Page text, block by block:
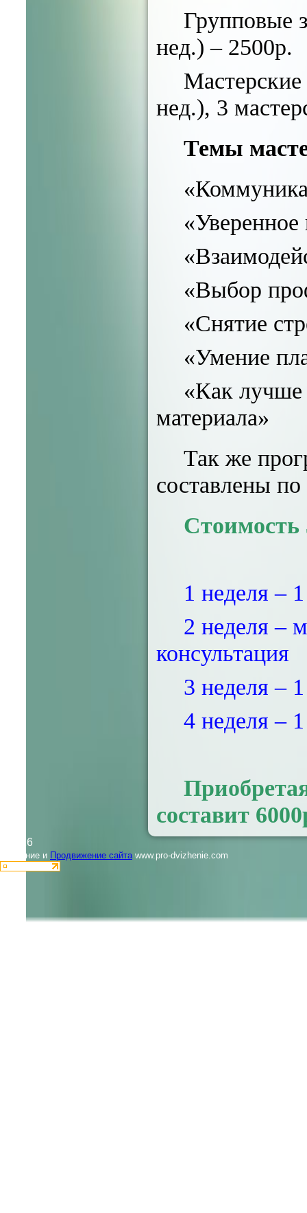
Групповые
нед.) – 2500р.
нед.), 3
Темы
«Уверенное
«Выбор
«Снятие
«Умение
«Как лучше
материала»
Так же
составлены
Стоимость
1 неделя –
2 неделя –
консультация
3 неделя –
4 неделя –
составит
©2026
Создание и Продвижение сайтаwww.pro-dvizhenie.com